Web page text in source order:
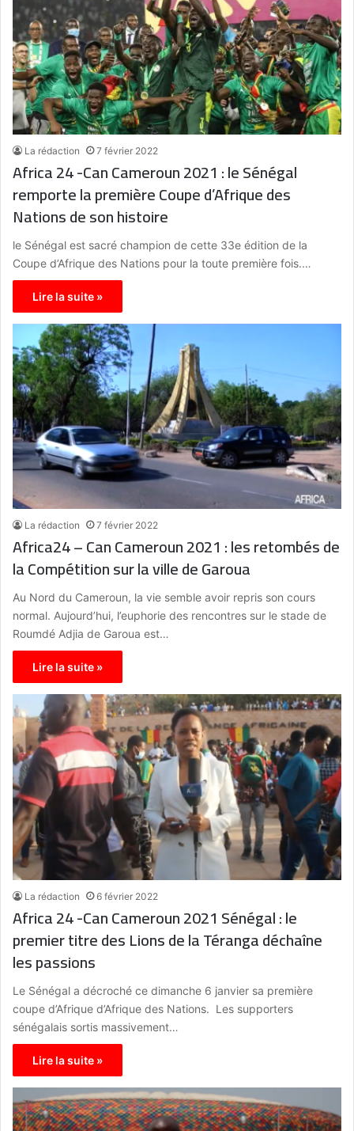
La rédaction 7 février 2022
Africa 24 -Can Cameroun 2021 : le Sénégal
remporte la première Coupe d’Afrique des
Nations de son histoire
le Sénégal est sacré champion de cette 33e édition de la
Coupe d’Afrique des Nations pour la toute première fois.…
Lire la suite »
La rédaction 7 février 2022
Africa24 – Can Cameroun 2021 : les retombés de
la Compétition sur la ville de Garoua
Au Nord du Cameroun, la vie semble avoir repris son cours
normal. Aujourd’hui, l’euphorie des rencontres sur le stade de
Roumdé Adjia de Garoua est…
Lire la suite »
La rédaction 6 février 2022
Africa 24 -Can Cameroun 2021 Sénégal : le
premier titre des Lions de la Téranga déchaîne
les passions
Le Sénégal a décroché ce dimanche 6 janvier sa première
coupe d’Afrique d’Afrique des Nations. Les supporters
sénégalais sortis massivement…
Lire la suite »